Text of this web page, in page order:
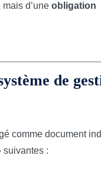
d’une obligation
de
comme document
suivantes :